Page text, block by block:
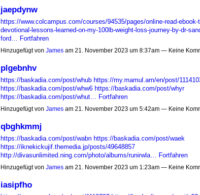
jaepdynw
https://www.colcampus.com/courses/94535/pages/online-read-
devotional-lessons-learned-on-my-100lb-weight-loss-journey-by-dr-
ford… Fortfahren
Hinzugefügt von Jamesam 21. November 2023 um 8:37am — Keine
plgebnhv
https://baskadia.com/post/whub https://my.mamul.am/en/post/
https://baskadia.com/post/whw6 https://baskadia.com/post/whyr
https://baskadia.com/post/whut… Fortfahren
Hinzugefügt von Jamesam 21. November 2023 um 5:42am — Keine
qbghkmmj
https://baskadia.com/post/wabn https://baskadia.com/post/waek
https://iknekickujif.themedia.jp/posts/49648857
http://divasunlimited.ning.com/photo/albums/runirwla… Fortfahren
Hinzugefügt von Jamesam 21. November 2023 um 1:23am — Keine
iasipfho